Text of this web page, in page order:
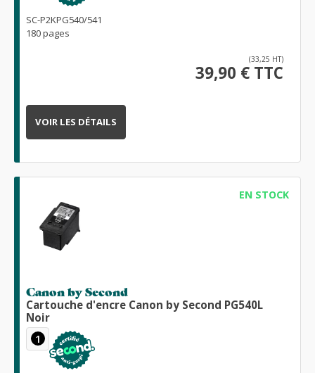
SC-P2KPG540/541
180 pages
(33,25 HT)
39,90 € TTC
VOIR LES DÉTAILS
EN STOCK
Canon by Second
Cartouche d'encre Canon by Second PG540L
Noir
1